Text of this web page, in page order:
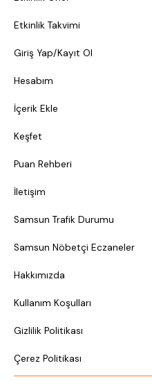
Etkinlik Takvimi
Giriş Yap/Kayıt Ol
Hesabım
İçerik Ekle
Keşfet
Puan Rehberi
İletişim
Samsun Trafik Durumu
Samsun Nöbetçi Eczaneler
Hakkımızda
Kullanım Koşulları
Gizlilik Politikası
Çerez Politikası